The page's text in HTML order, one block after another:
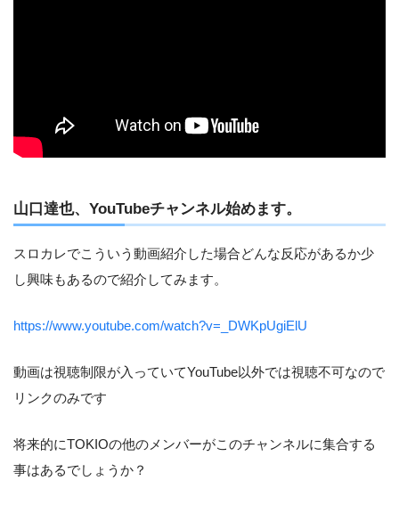
山口達也、YouTubeチャンネル始めます。
スロカレでこういう動画紹介した場合どんな反応があるか少
し興味もあるので紹介してみます。
https://www.youtube.com/watch?v=_DWKpUgiElU
動画は視聴制限が入っていてYouTube以外では視聴不可なので
リンクのみです
将来的にTOKIOの他のメンバーがこのチャンネルに集合する
事はあるでしょうか？